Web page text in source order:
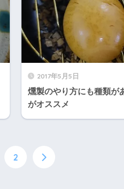
2017年5月5日
燻製のやり方にも種類が
がオススメ
2